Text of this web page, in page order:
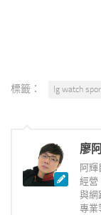
標籤： lg watch
廖
阿輝
經營
與網
專業